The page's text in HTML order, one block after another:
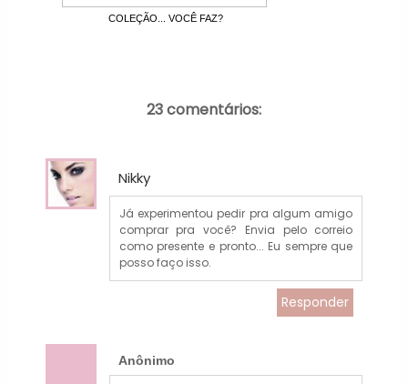
COLEÇÃO... VOCÊ FAZ?
23 comentários:
Nikky
Já experimentou pedir pra algum amigo
comprar pra você? Envia pelo correio
como presente e pronto... Eu sempre que
posso faço isso.
Responder
Anônimo